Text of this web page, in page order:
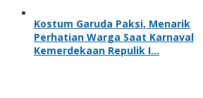
Kostum Garuda Paksi, Menarik
Perhatian Warga Saat Karnaval
Kemerdekaan Repulik I…